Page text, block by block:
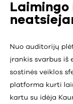
Nuo auditorijų
įrankis svarbus iš
sostinės veiklos
platforma kurti
kartu su idėja